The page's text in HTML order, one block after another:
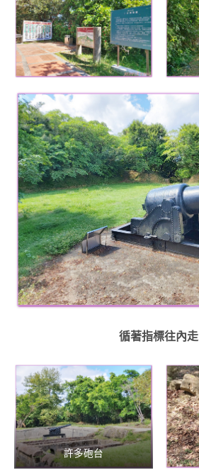
循著指標往內走
許多砲台